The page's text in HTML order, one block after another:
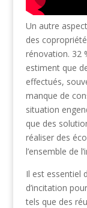
Un autre
des
rénovation. 32
estiment que
effectués,
manque de
situation
que des
réaliser des
l’ensemble de
Il est essentiel
d’incitation
tels que des